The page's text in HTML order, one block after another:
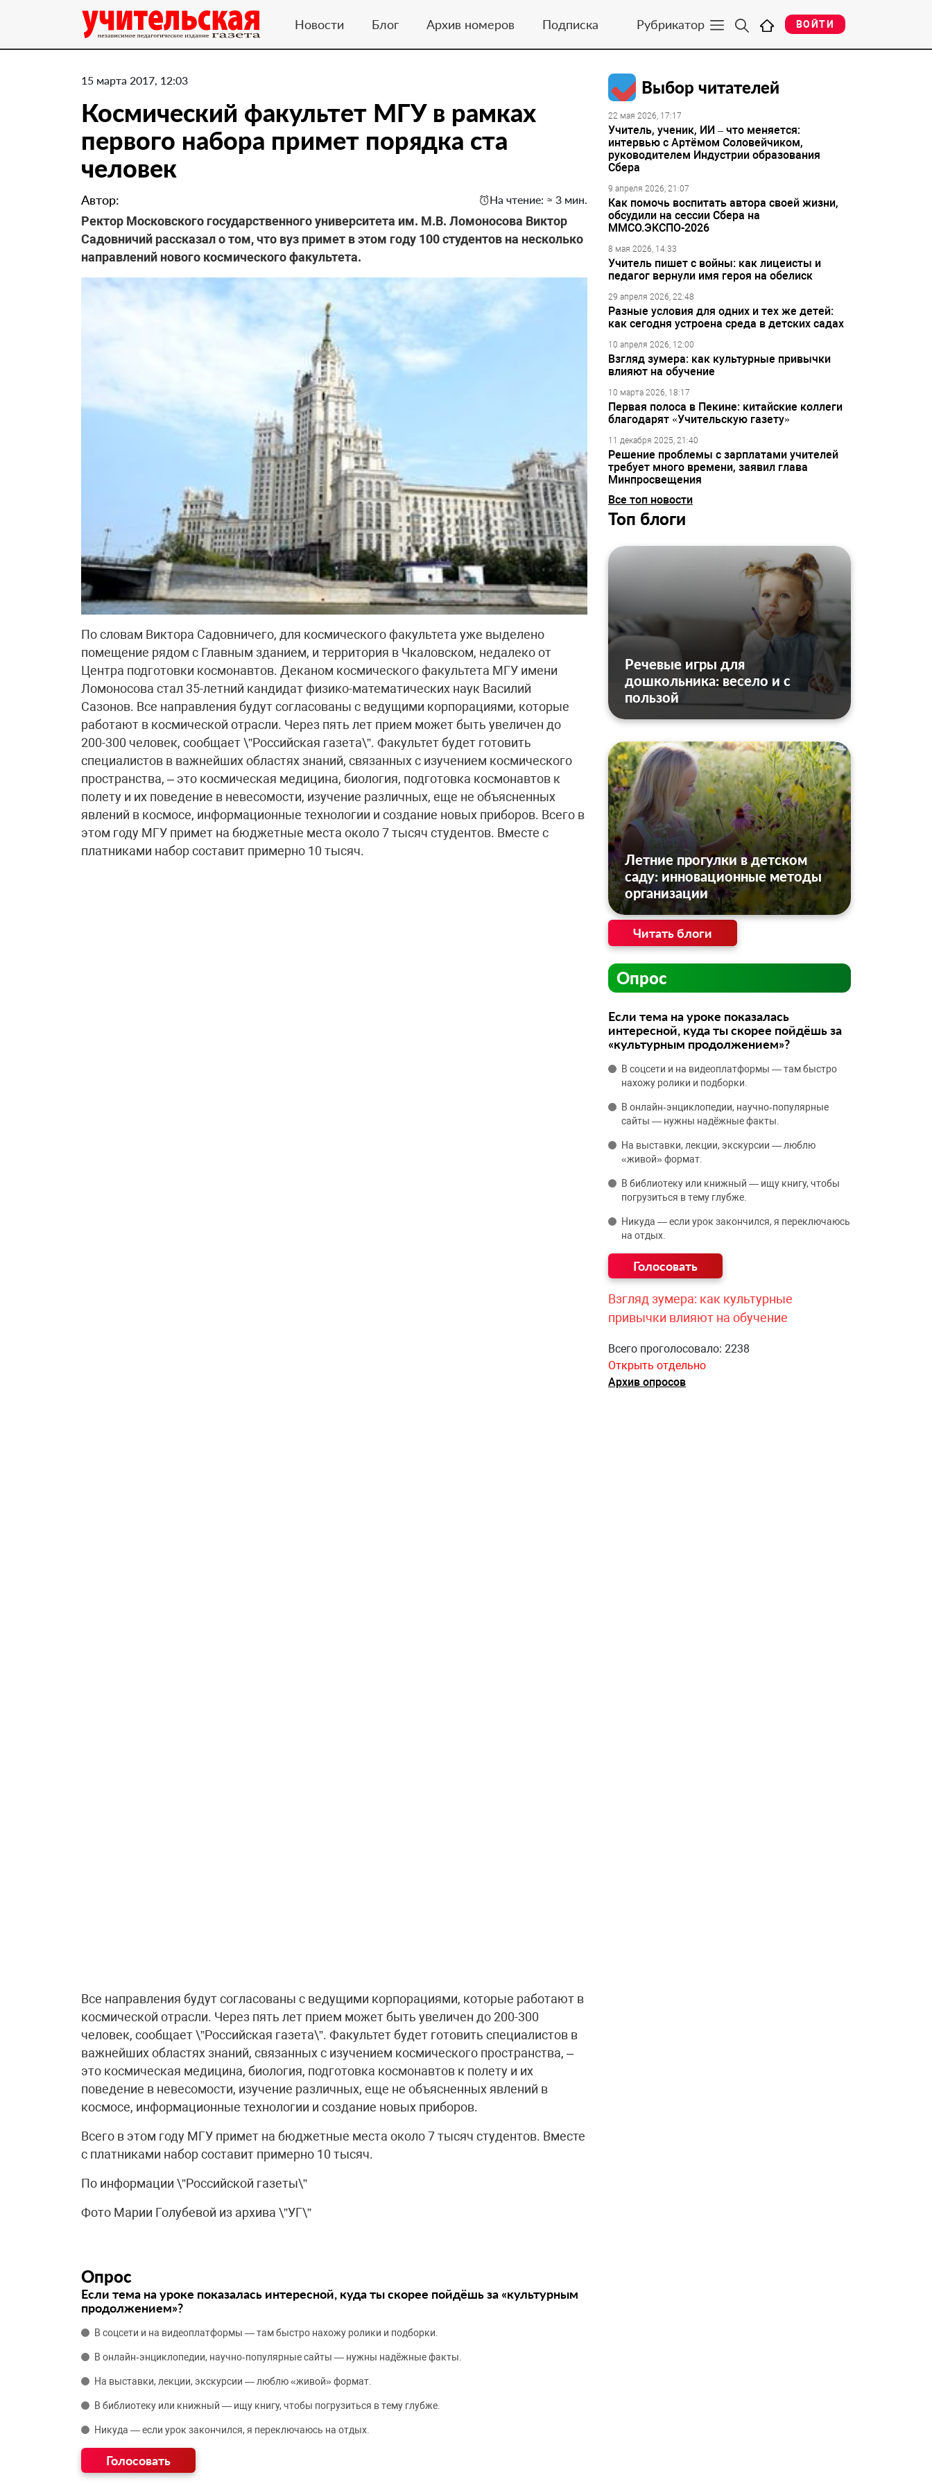
Новости Блог Архив номеров Подписка Рубрикатор ВОЙТИ
15 марта 2017, 12:03
Космический факультет МГУ в рамках
первого набора примет порядка ста
человек
Автор: На чтение: ≈ 3 мин.
Ректор Московского государственного университета им. М.В. Ломоносова Виктор
Садовничий рассказал о том, что вуз примет в этом году 100 студентов на несколько
направлений нового космического факультета.
По словам Виктора Садовничего, для космического факультета уже выделено
помещение рядом с Главным зданием, и территория в Чкаловском, недалеко от
Центра подготовки космонавтов. Деканом космического факультета МГУ имени
Ломоносова стал 35-летний кандидат физико-математических наук Василий
Сазонов. Все направления будут согласованы с ведущими корпорациями, которые
работают в космической отрасли. Через пять лет прием может быть увеличен до
200-300 человек, сообщает \”Российская газета\”. Факультет будет готовить
специалистов в важнейших областях знаний, связанных с изучением космического
пространства, – это космическая медицина, биология, подготовка космонавтов к
полету и их поведение в невесомости, изучение различных, еще не объясненных
явлений в космосе, информационные технологии и создание новых приборов. Всего в
этом году МГУ примет на бюджетные места около 7 тысяч студентов. Вместе с
платниками набор составит примерно 10 тысяч.
Все направления будут согласованы с ведущими корпорациями, которые работают в
космической отрасли. Через пять лет прием может быть увеличен до 200-300
человек, сообщает \”Российская газета\”. Факультет будет готовить специалистов в
важнейших областях знаний, связанных с изучением космического пространства, –
это космическая медицина, биология, подготовка космонавтов к полету и их
поведение в невесомости, изучение различных, еще не объясненных явлений в
космосе, информационные технологии и создание новых приборов.
Всего в этом году МГУ примет на бюджетные места около 7 тысяч студентов. Вместе
с платниками набор составит примерно 10 тысяч.
По информации \”Российской газеты\”
Фото Марии Голубевой из архива \”УГ\”
Опрос
Если тема на уроке показалась интересной, куда ты скорее пойдёшь за «культурным
продолжением»?
В соцсети и на видеоплатформы — там быстро нахожу ролики и подборки.
В онлайн‑энциклопедии, научно‑популярные сайты — нужны надёжные факты.
На выставки, лекции, экскурсии — люблю «живой» формат.
В библиотеку или книжный — ищу книгу, чтобы погрузиться в тему глубже.
Никуда — если урок закончился, я переключаюсь на отдых.
Выбор читателей
22 мая 2026, 17:17
Учитель, ученик, ИИ – что меняется:
интервью с Артёмом Соловейчиком,
руководителем Индустрии образования
Сбера
9 апреля 2026, 21:07
Как помочь воспитать автора своей жизни,
обсудили на сессии Сбера на
ММСО.ЭКСПО-2026
8 мая 2026, 14:33
Учитель пишет с войны: как лицеисты и
педагог вернули имя героя на обелиск
29 апреля 2026, 22:48
Разные условия для одних и тех же детей:
как сегодня устроена среда в детских садах
10 апреля 2026, 12:00
Взгляд зумера: как культурные привычки
влияют на обучение
10 марта 2026, 18:17
Первая полоса в Пекине: китайские коллеги
благодарят «Учительскую газету»
11 декабря 2025, 21:40
Решение проблемы с зарплатами учителей
требует много времени, заявил глава
Минпросвещения
Все топ новости
Топ блоги
Речевые игры для
дошкольника: весело и с
пользой
Летние прогулки в детском
саду: инновационные методы
организации
Читать блоги
Опрос
Если тема на уроке показалась
интересной, куда ты скорее пойдёшь за
«культурным продолжением»?
В соцсети и на видеоплатформы — там быстро
нахожу ролики и подборки.
В онлайн‑энциклопедии, научно‑популярные
сайты — нужны надёжные факты.
На выставки, лекции, экскурсии — люблю
«живой» формат.
В библиотеку или книжный — ищу книгу, чтобы
погрузиться в тему глубже.
Никуда — если урок закончился, я переключаюсь
на отдых.
Взгляд зумера: как культурные
привычки влияют на обучение
Всего проголосовало: 2238
Открыть отдельно
Архив опросов